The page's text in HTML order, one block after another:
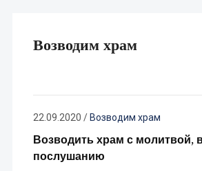
Возводим храм
22.09.2020 / Возводим храм
Возводить храм с молитвой,
послушанию